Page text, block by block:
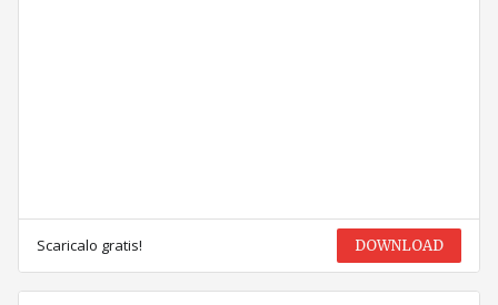
Scaricalo gratis! DOWNLOAD